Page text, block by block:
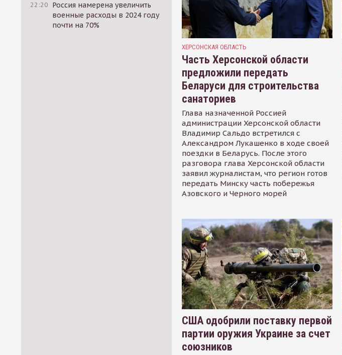
22:20 Россия намерена увеличить
военные расходы в 2024 году
почти на 70%
ХЕРСОНСКАЯ ОБЛАСТЬ
Часть Херсонской области
предложили передать
Беларуси для строительства
санаториев
Глава назначенной Россией
администрации Херсонской области
Владимир Сальдо встретился с
Александром Лукашенко в ходе своей
поездки в Беларусь. После этого
разговора глава Херсонской области
заявил журналистам, что регион готов
передать Минску часть побережья
Азовского и Черного морей
США одобрили поставку первой
партии оружия Украине за счет
союзников